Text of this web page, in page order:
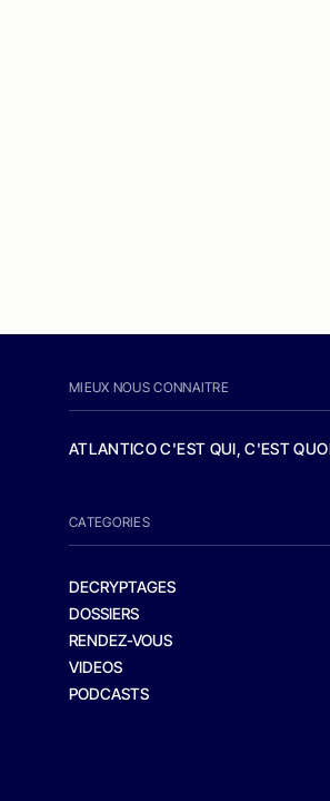
MIEUX NOUS CONNAITRE
ATLANTICO C'EST QUI, C'EST
CATEGORIES
DECRYPTAGES
DOSSIERS
RENDEZ-VOUS
VIDEOS
PODCASTS